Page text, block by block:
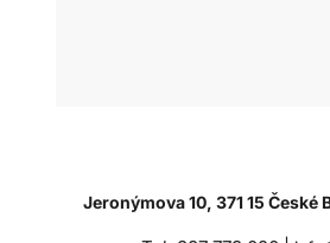
Jeronýmova 10, 371 15 České